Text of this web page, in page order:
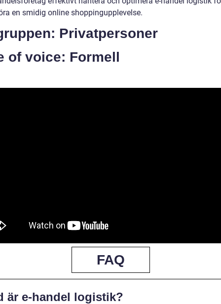
en smidig online shoppingupplevelse.
Privatpersoner
of voice: Formell
FAQ
är e-handel logistik?